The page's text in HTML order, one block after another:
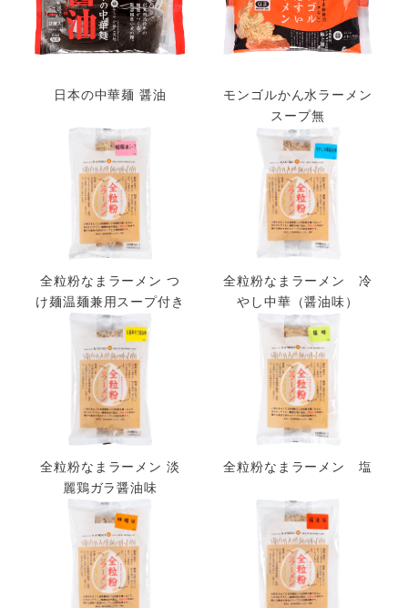
日本の中華麺 醤油
モンゴルかん水ラーメン
スープ無
全粒粉なまラーメン つ
け麺温麺兼用スープ付き
全粒粉なまラーメン 冷
やし中華（醤油味）
全粒粉なまラーメン 淡
麗鶏ガラ醤油味
全粒粉なまラーメン 塩